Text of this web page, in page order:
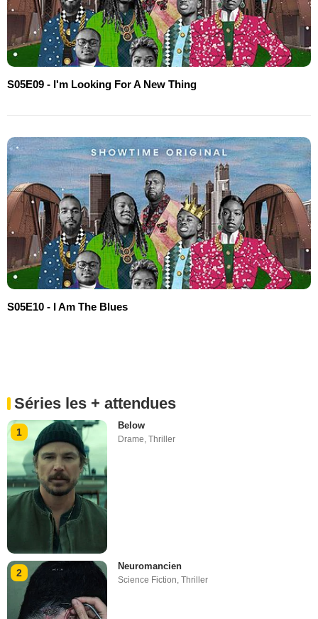
S05E09 - I'm Looking For A New Thing
S05E10 - I Am The Blues
Séries les + attendues
1
Below
Drame ,Thriller
2
Neuromancien
Science Fiction,Thriller